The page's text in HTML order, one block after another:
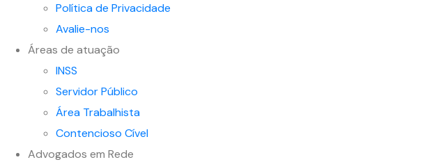
Política de Privacidade
Avalie-nos
Áreas de atuação
INSS
Servidor Público
Área Trabalhista
Contencioso Cível
Advogados em Rede